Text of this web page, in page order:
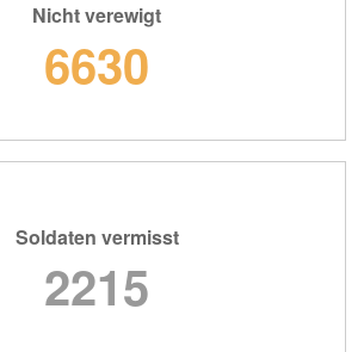
Nicht verewigt
6630
Soldaten vermisst
2215